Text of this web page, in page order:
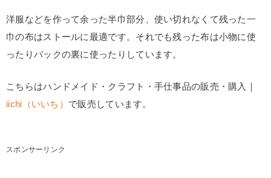
洋服などを作って余った半巾部分、使い切れなくて残った一
巾の布はストールに最適です。それでも残った布は小物に使
ったりバックの裏に使ったりしています。
こちらはハンドメイド・クラフト・手仕事品の販売・購入｜
iichi（いいち） で販売しています。
スポンサーリンク